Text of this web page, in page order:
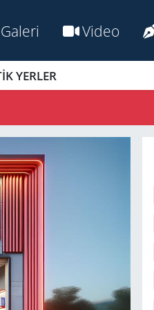
Video
YERLER